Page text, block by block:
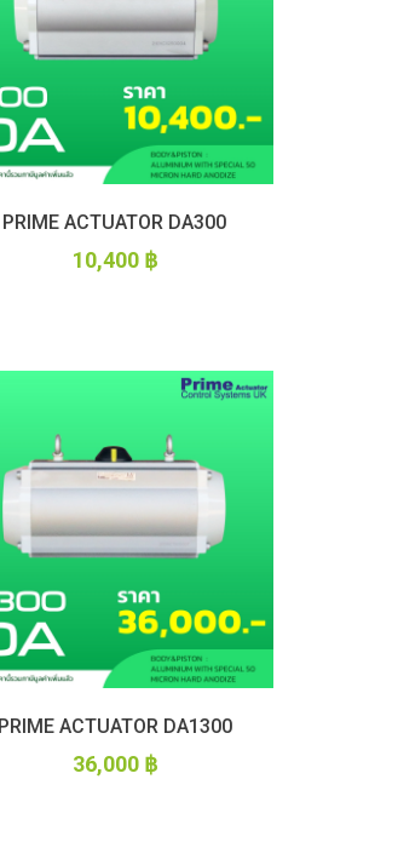
PRIME ACTUATOR DA300
10,400 ฿
PRIME ACTUATOR DA1300
36,000 ฿